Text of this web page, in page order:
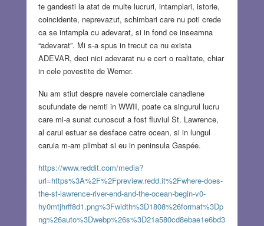
te gandesti la atat de multe lucruri, intamplari, istorie,
coincidente, neprevazut, schimbari care nu poti crede
ca se intampla cu adevarat, si in fond ce inseamna
“adevarat”. Mi s-a spus in trecut ca nu exista
ADEVAR, deci nici adevarat nu e cert o realitate, chiar
in cele povestite de Werner.
Nu am stiut despre navele comerciale canadiene
scufundate de nemti in WWII, poate ca singurul lucru
care mi-a sunat cunoscut a fost fluviul St. Lawrence,
al carui estuar se desface catre ocean, si in lungul
caruia m-am plimbat si eu in peninsula Gaspée.
https://www.reddit.com/media?
url=https%3A%2F%2Fpreview.redd.it%2Fwhere-does-
the-st-lawrence-river-end-and-the-ocean-begin-v0-
hy0mtjhrff8d1.png%3Fwidth%3D1808%26format%3Dp
ng%26auto%3Dwebp%26s%3D21a580cd8ebae1e6bd3